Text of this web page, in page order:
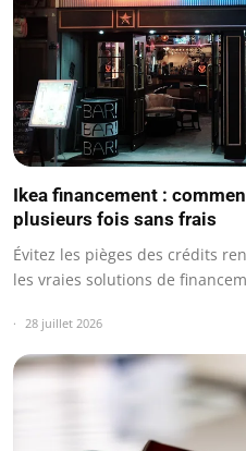
Ikea financement :
plusieurs fois sans frais
Évitez les pièges des crédits
les vraies solutions de
28 juillet 2026